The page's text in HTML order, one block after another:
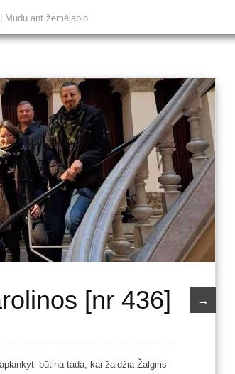
Mudu ant žemėlapio
→
[nr 436]
būtina tada, kai žaidžia Žalgiris